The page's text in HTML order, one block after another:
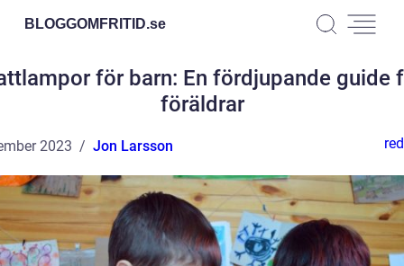
BLOGGOMFRITID.se
för barn: En fördjupande guide
föräldrar
2023 Jon Larsson